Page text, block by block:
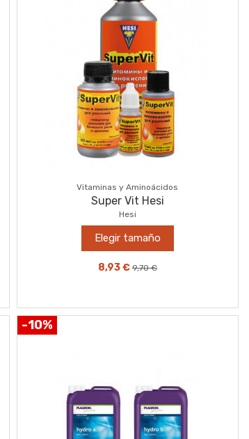
Vitaminas y Aminoácidos
Super Vit Hesi
Hesi
Elegir tamaño
8,93 €9,70 €
-10%